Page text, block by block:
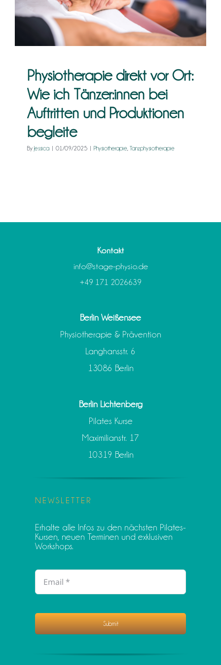
Kontakt
begleite
Tanzphysiotherapie
Physiotherapie direkt vor Ort:
Wie ich Tänzer:innen bei
Auftritten und Produktionen
begleite
By Jessica | 01/09/2025 | Physiotherapie Tanzphysiotherapie
Kontakt
info@stage-physio.de
+49 171 2026639
Berlin Weißensee
Physiotherapie & Prävention
Langhansstr. 6
13086 Berlin
Berlin Lichtenberg
Pilates Kurse
Maximilianstr. 17
10319 Berlin
NEWSLETTER
Erhalte alle Infos zu den nächsten Pilates-
Kursen, neuen Terminen und exklusiven
Workshops.
Submit